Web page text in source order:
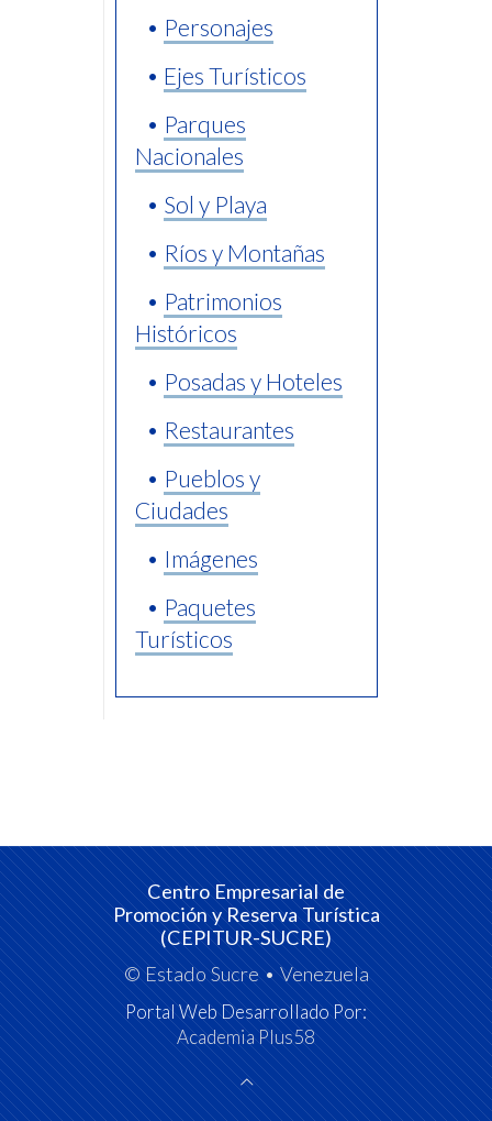
• Personajes
• Ejes Turísticos
• Parques
Nacionales
• Sol y Playa
• Ríos y Montañas
• Patrimonios
Históricos
• Posadas y Hoteles
• Restaurantes
• Pueblos y
Ciudades
• Imágenes
• Paquetes
Turísticos
Centro Empresarial de
Promoción y Reserva Turística
(CEPITUR-SUCRE)
© Estado Sucre • Venezuela
Portal Web Desarrollado Por:
Academia Plus58